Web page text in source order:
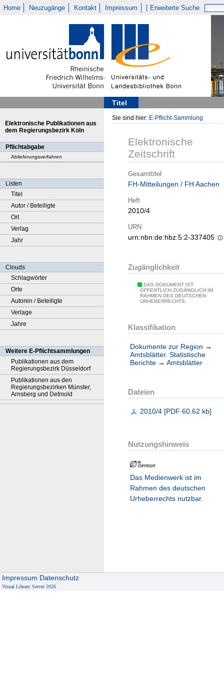
Home Neuzugänge Kontakt Impressum Erweiterte Suche
Titel
Elektronische Publikationen aus
dem Regierungsbezirk Köln
Pflichtabgabe
Ablieferungsverfahren
Listen
Titel
Autor / Beteiligte
Ort
Verlag
Jahr
Clouds
Schlagwörter
Orte
Autoren / Beteiligte
Verlage
Jahre
Weitere E-Pflichtsammlungen
Publikationen aus dem
Regierungsbezirk Düsseldorf
Publikationen aus den
Regierungsbezirken Münster,
Arnsberg und Detmold
Sie sind hier: E-Pflicht-Sammlung
Elektronische
Zeitschrift
Gesamttitel
FH-Mitteilungen / FH Aachen
Heft
2010/4
URN
urn:nbn:de:hbz:5:2-337405
Zugänglichkeit
DAS DOKUMENT IST
ÖFFENTLICH ZUGÄNGLICH IM
RAHMEN DES DEUTSCHEN
URHEBERRECHTS.
Klassifikation
Dokumente zur Region →
Amtsblätter. Statistische
Berichte → Amtsblätter
Dateien
2010/4 [PDF 60.62 kb]
Nutzungshinweis
Das Medienwerk ist im
Rahmen des deutschen
Urheberrechts nutzbar.
Impressum Datenschutz
Visual Library Server 2026